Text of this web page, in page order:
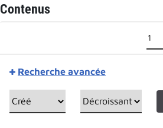
Contenus
Recherche avancée